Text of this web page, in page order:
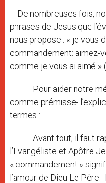
De nombreuses fois,
phrases de Jésus que
nous propose : « je vous
commandement: aimez-
comme je vous ai aimé »
Pour aider notre
comme prémisse-
termes :
Avant tout, il faut
l’Evangéliste et Apôtre
« commandement »
l’amour de Dieu Le